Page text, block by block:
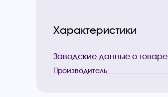
Характеристики
Заводские данные о товаре
Производитель